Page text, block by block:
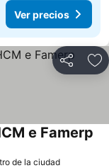
Ver precios
Compartir
e Famerp
de la ciudad